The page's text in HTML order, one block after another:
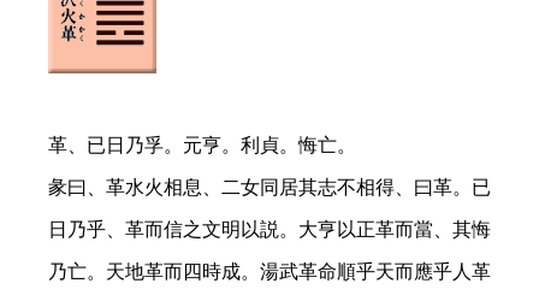
革、已日乃孚。元亨。利貞。悔亡。
彖曰、革水火相息、二女同居其志不相得、曰革。已
日乃乎、革而信之文明以説。大亨以正革而當、其悔
乃亡。天地革而四時成。湯武革命順乎天而應乎人革